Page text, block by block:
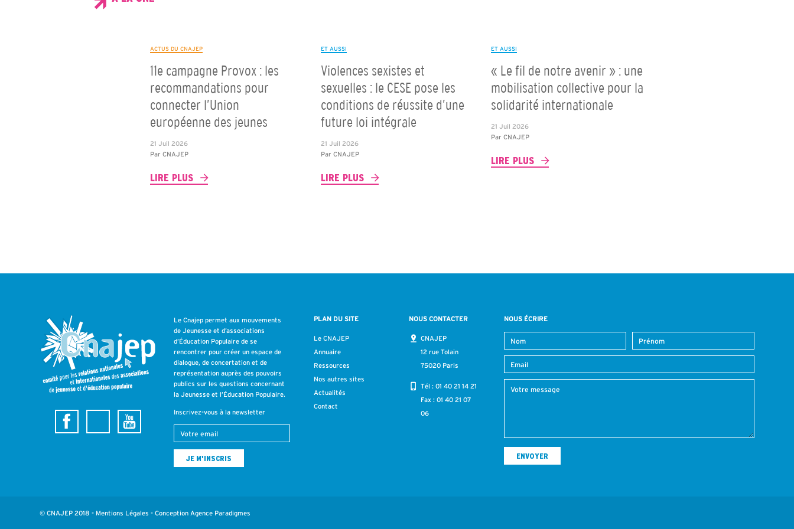
ACTUS DU CNAJEP
11e campagne Provox : les
recommandations pour
connecter l’Union
européenne des jeunes
21 Juil 2026
ParCNAJEP
LIRE PLUS
ET AUSSI
Violences sexistes et
sexuelles : le CESE pose les
conditions de réussite d’une
future loi intégrale
21 Juil 2026
Par CNAJEP
LIRE PLUS
ET AUSSI
« Le fil de notre avenir » : une
mobilisation collective pour la
solidarité internationale
21 Juil 2026
ParCNAJEP
LIRE PLUS
Le Cnajep permet aux mouvements
de Jeunesse et d’associations
d’Éducation Populaire de se
rencontrer pour créer un espace de
dialogue, de concertation et de
représentation auprès des pouvoirs
publics sur les questions concernant
la Jeunesse et l’Éducation Populaire.
Inscrivez-vous à la newsletter
PLAN DU SITE
Le CNAJEP
Annuaire
Ressources
Nos autres sites
Actualités
Contact
NOUS CONTACTER
CNAJEP
12 rue Tolain
75020 Paris
Tél : 01 40 21 14 21
Fax : 01 40 21 07
06
NOUS ÉCRIRE
© CNAJEP 2018 - Mentions Légales - Conception Agence Paradigmes